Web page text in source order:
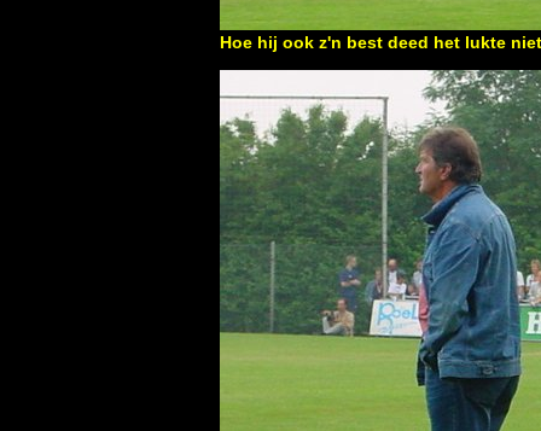
Hoe hij ook z'n best deed het lukte niet